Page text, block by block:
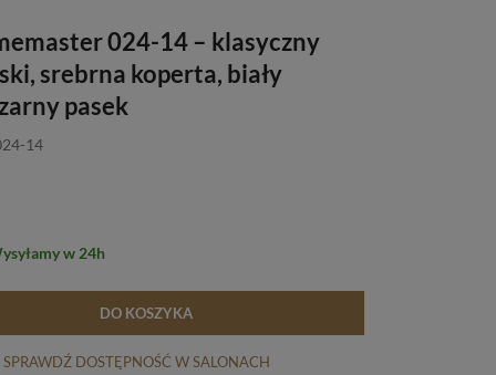
024-14 – klasyczny
srebrna koperta, biały
pasek
14
w 24h
DO KOSZYKA
SPRAWDŹ DOSTĘPNOŚĆ W SALONACH